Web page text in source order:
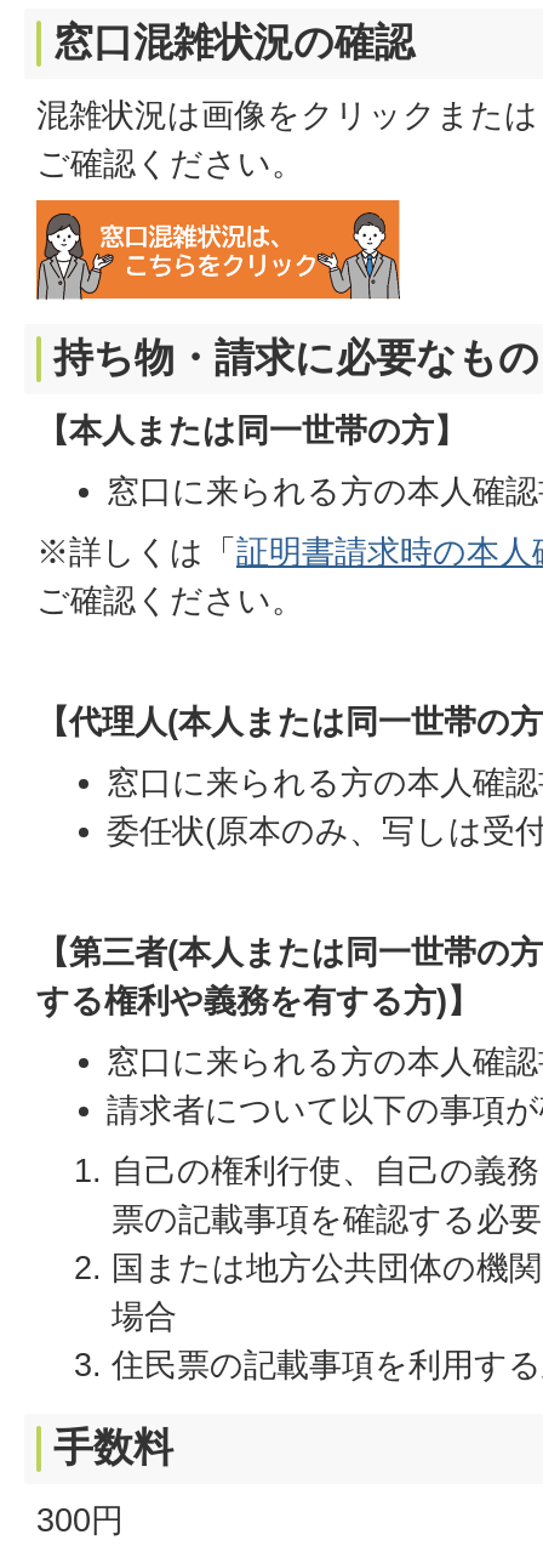
窓口混雑状況の確認
混雑状況は画像をクリックまた
ご確認ください。
持ち物・請求に必要なもの
【本人または同一世帯の方】
窓口に来られる方の本人確
※詳しくは「 証明書請求時の本
ご確認ください。
【代理人(本人または同一世帯の
窓口に来られる方の本人確
委任状(原本のみ、写しは受
【第三者(本人または同一世帯の
する権利や義務を有する方)】
窓口に来られる方の本人確
請求者について以下の事項
自己の権利行使、自己の義
票の記載事項を確認する必
国または地方公共団体の機
場合
住民票の記載事項を利用す
手数料
300円